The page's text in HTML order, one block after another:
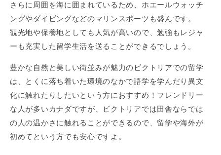
さらに周囲を海に囲まれているため、ホエールウォッチ
ングやダイビングなどのマリンスポーツも盛んです。
観光地や保養地としても人気が高いので、勉強もレジャ
ーも充実した留学生活を送ることができるでしょう。
豊かな自然と美しい街並みが魅力のビクトリアでの留学
は、とくに落ち着いた環境のなかで語学を学んだり異文
化に触れたりしたいという方におすすめ！フレンドリー
な人が多いカナダですが、ビクトリアでは田舎ならでは
の人の温かさに触れることができるので、留学や海外が
初めてという方でも安心ですよ。